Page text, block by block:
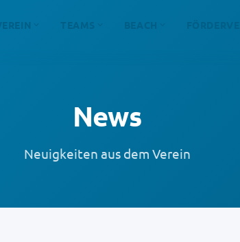
TEAMS BEACH
News
Neuigkeiten aus dem Verein